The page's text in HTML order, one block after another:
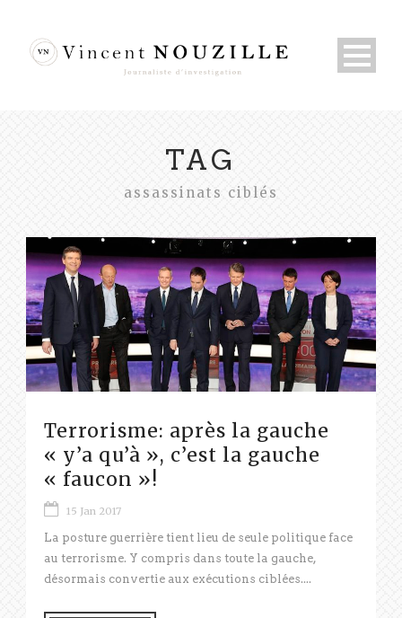
TAG
assassinats ciblés
Terrorisme: après la gauche
« y’a qu’à », c’est la gauche
« faucon »!
15 Jan 2017
La posture guerrière tient lieu de seule politique face
au terrorisme. Y compris dans toute la gauche,
désormais convertie aux exécutions ciblées....